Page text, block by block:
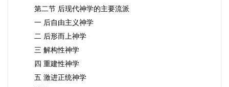
第二节 后现代神学的主要流派
一 后自由主义神学
二 后形而上神学
三 解构性神学
四 重建性神学
五 激进正统神学